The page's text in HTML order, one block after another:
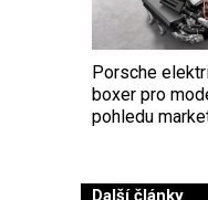
Porsche
boxer pro
pohledu
Další články